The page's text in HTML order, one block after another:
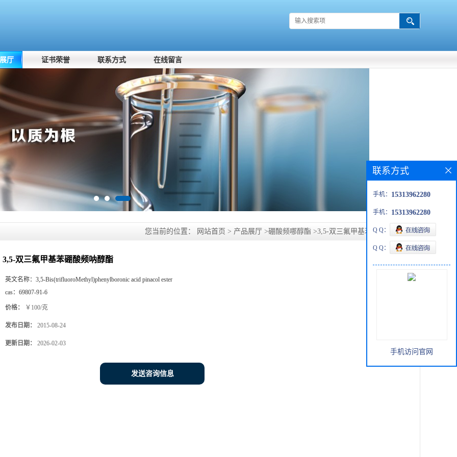
厅 证书荣誉 联系方式 在线留言
您当前的位置： 网站首页 > 产品展厅 >硼酸频哪醇酯 >3,5-双三氟甲基苯硼酸频呐醇酯
3,5-双三氟甲基苯硼酸频呐醇酯
英文名称： 3,5-Bis(trifluoroMethyl)phenylboronic acid pinacol ester
cas： 69807-91-6
价格： ￥100/克
发布日期： 2015-08-24
更新日期： 2026-02-03
发送咨询信息
联系方式
手机： 15313962280
手机： 15313962280
Q Q：
Q Q：
手机访问官网